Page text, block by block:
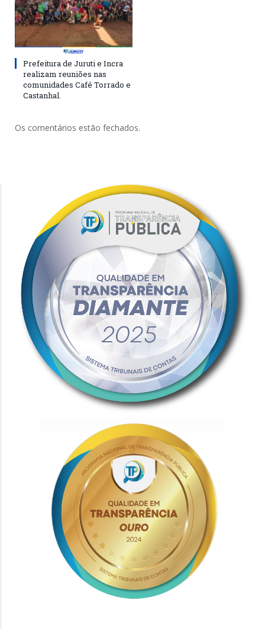
Prefeitura de Juruti e Incra
realizam reuniões nas
comunidades Café Torrado e
Castanhal.
Os comentários estão fechados.